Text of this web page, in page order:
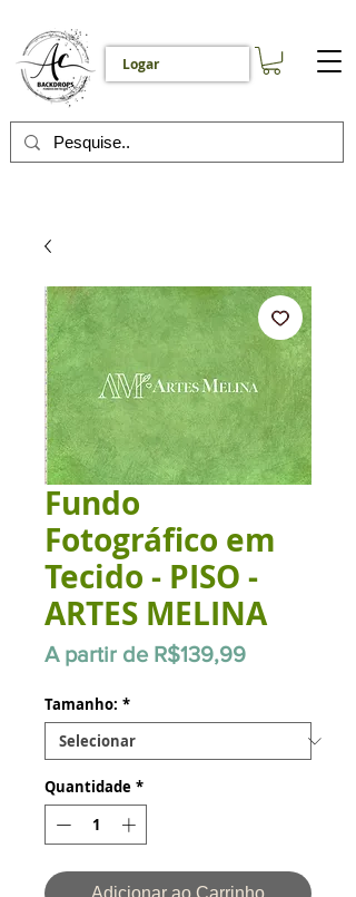
Logar
Fundo
Fotográfico em
Tecido - PISO -
ARTES MELINA
A partir de R$139,99Preço
Tamanho: *
Quantidade *
Adicionar ao Carrinho